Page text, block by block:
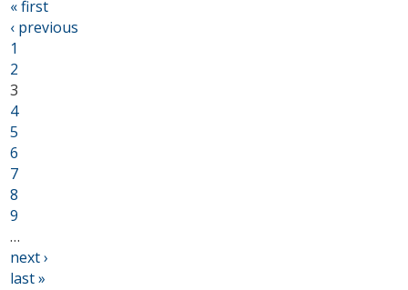
« first
‹ previous
1
2
3
4
5
6
7
8
9
…
next ›
last »